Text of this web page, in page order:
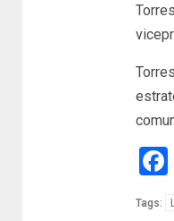
Tags: